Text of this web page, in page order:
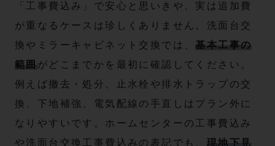
「工事費込み」で安心と思いきや、実は追加費
が重なるケースは珍しくありません。洗面台交
換やミラーキャビネット交換では、基本工事の
範囲 がどこまでかを最初に確認してください。
例えば撤去・処分、止水栓や排水トラップの交
換、下地補強、電気配線の手直しはプラン外に
なりやすいです。ホームセンターの工事費込み
や洗面台交換工事費込みの表記でも、 現地下見